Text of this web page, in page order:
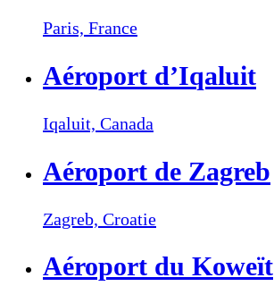
Paris, France
Aéroport d’Iqaluit
Iqaluit, Canada
Aéroport de Zagreb
Zagreb, Croatie
Aéroport du Koweït